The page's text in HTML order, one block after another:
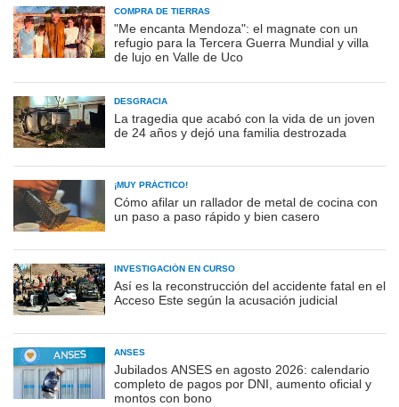
COMPRA DE TIERRAS
"Me encanta Mendoza": el magnate con un
refugio para la Tercera Guerra Mundial y villa
de lujo en Valle de Uco
DESGRACIA
La tragedia que acabó con la vida de un joven
de 24 años y dejó una familia destrozada
¡MUY PRÁCTICO!
Cómo afilar un rallador de metal de cocina con
un paso a paso rápido y bien casero
INVESTIGACIÓN EN CURSO
Así es la reconstrucción del accidente fatal en el
Acceso Este según la acusación judicial
ANSES
Jubilados ANSES en agosto 2026: calendario
completo de pagos por DNI, aumento oficial y
montos con bono